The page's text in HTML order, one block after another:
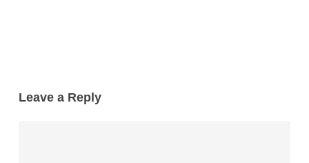
Leave a Reply